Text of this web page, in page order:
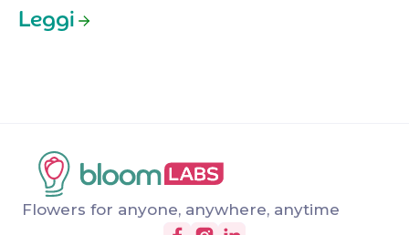
Leggi
Flowers for anyone, anywhere, anytime